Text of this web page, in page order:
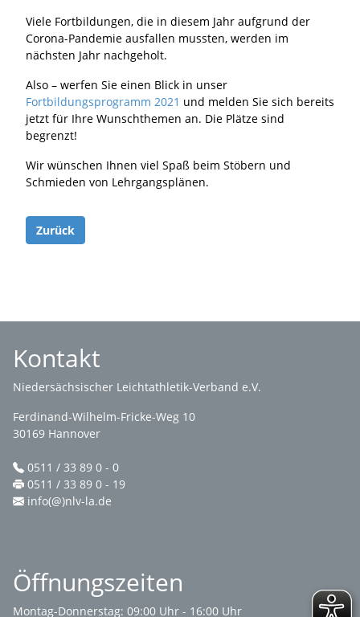
Viele Fortbildungen, die in diesem Jahr aufgrund der
Corona-Pandemie ausfallen mussten, werden im
nächsten Jahr nachgeholt.
Also – werfen Sie einen Blick in unser
Fortbildungsprogramm 2021 und melden Sie sich bereits
jetzt für Ihre Wunschthemen an. Die Plätze sind
begrenzt!
Wir wünschen Ihnen viel Spaß beim Stöbern und
Schmieden von Lehrgangsplänen.
Zurück
Kontakt
Niedersächsischer Leichtathletik-Verband e.V.
Ferdinand-Wilhelm-Fricke-Weg 10
30169 Hannover
0511 / 33 89 0 - 0
0511 / 33 89 0 - 19
info(@)nlv-la.de
Öffnungszeiten
Montag-Donnerstag: 09:00 Uhr - 16:00 Uhr